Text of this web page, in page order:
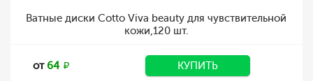
Ватные диски Cotto Viva beauty для чувствительной
кожи,120 шт.
от64 КУПИТЬ